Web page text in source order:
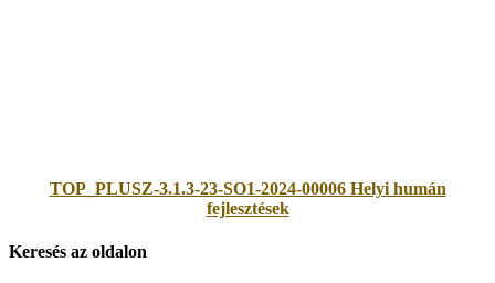
TOP_PLUSZ-3.1.3-23-SO1-2024-00006 Helyi humán
fejlesztések
Keresés az oldalon